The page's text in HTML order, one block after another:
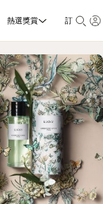
熱選獎賞 訂閱雜誌